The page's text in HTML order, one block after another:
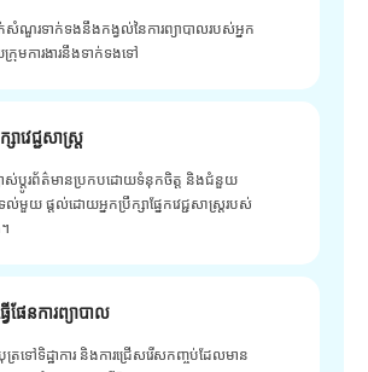
ក់សំណួរទាក់ទងនឹងកង្វល់នៃការព្យាបាលរបស់អ្នក
រុមការងារនឹងទាក់ទងទៅ
សាវេជ្ជសាស្ត្រ
លាស់ប្តូរព័ត៌មានប្រកបដោយទំនុកចិត្ត និងជំនួយ
មួយ ផ្តល់ដោយអ្នកប្រឹក្សាផ្នែកវេជ្ជសាស្រ្តរបស់
វើផែនការព្យាបាល
រទៅទិដ្ឋាការ និងការជ្រើសរើសកញ្ចប់ដែលមាន